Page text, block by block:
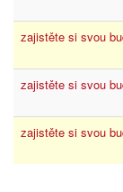
zajistěte si svou
zajistěte si svou
zajistěte si svou